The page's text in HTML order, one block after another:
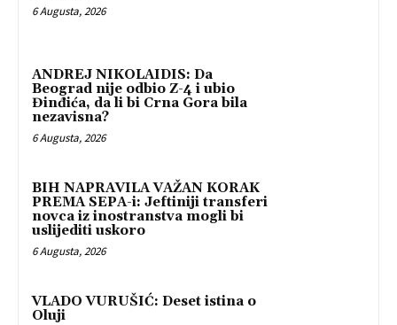
6 Augusta, 2026
ANDREJ NIKOLAIDIS: Da
Beograd nije odbio Z-4 i ubio
Đinđića, da li bi Crna Gora bila
nezavisna?
6 Augusta, 2026
BIH NAPRAVILA VAŽAN KORAK
PREMA SEPA-i: Jeftiniji transferi
novca iz inostranstva mogli bi
uslijediti uskoro
6 Augusta, 2026
VLADO VURUŠIĆ: Deset istina o
Oluji